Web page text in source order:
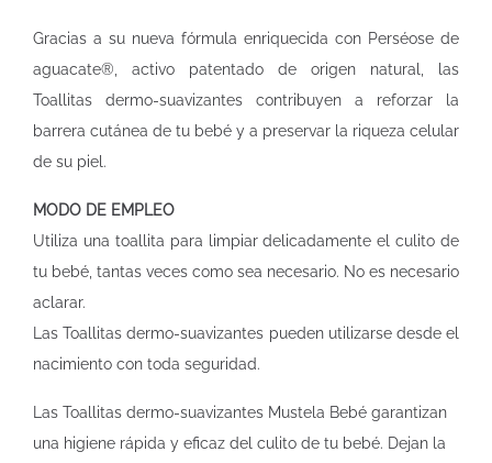
Gracias a su nueva fórmula enriquecida con Perséose de
aguacate®, activo patentado de origen natural, las
Toallitas dermo-suavizantes contribuyen a reforzar la
barrera cutánea de tu bebé y a preservar la riqueza celular
de su piel.
MODO DE EMPLEO
Utiliza una toallita para limpiar delicadamente el culito de
tu bebé, tantas veces como sea necesario. No es necesario
aclarar.
Las Toallitas dermo-suavizantes pueden utilizarse desde el
nacimiento con toda seguridad.
Las Toallitas dermo-suavizantes Mustela Bebé garantizan
una higiene rápida y eficaz del culito de tu bebé. Dejan la